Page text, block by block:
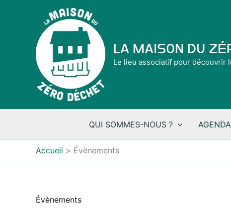
La Maison du
Le lieu associatif pour découvrir
QUI SOMMES-NOUS ? AGENDA
Accueil Évènements
Évènements